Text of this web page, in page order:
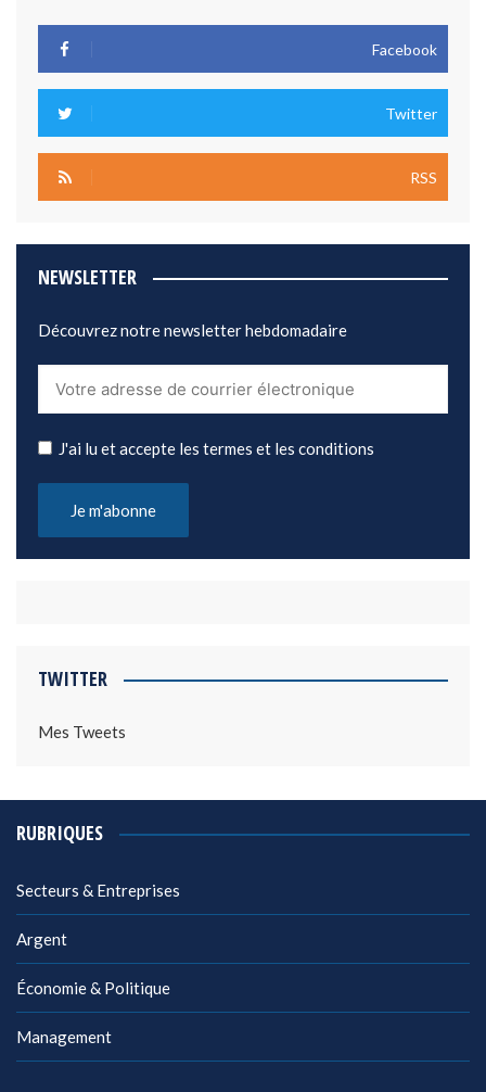
Facebook
Twitter
RSS
NEWSLETTER
Découvrez notre newsletter hebdomadaire
J'ai lu et accepte les termes et les conditions
TWITTER
Mes Tweets
RUBRIQUES
Secteurs & Entreprises
Argent
Économie & Politique
Management